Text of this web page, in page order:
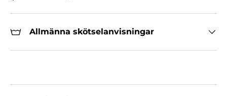
Allmänna skötselanvisningar